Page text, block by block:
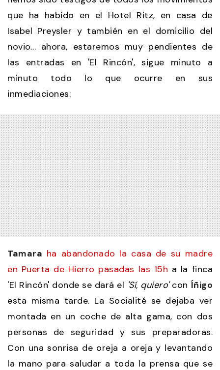
que ha habido en el Hotel Ritz, en casa de
Isabel Preysler y también en el domicilio del
novio... ahora, estaremos muy pendientes de
las entradas en 'El Rincón', sigue minuto a
minuto todo lo que ocurre en sus
inmediaciones:
Tamara ha abandonado la casa de su madre
en Puerta de Hierro pasadas las 15h a la finca
'El Rincón' donde se dará el 'Sí, quiero'con Íñigo
esta misma tarde. La Socialité se dejaba ver
montada en un coche de alta gama, con dos
personas de seguridad y sus preparadoras.
Con una sonrisa de oreja a oreja y levantando
la mano para saludar a toda la prensa que se